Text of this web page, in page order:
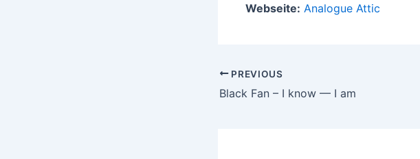
Webseite: Analogue Attic
Post
navigation
PREVIOUS
Black Fan – I know — I am